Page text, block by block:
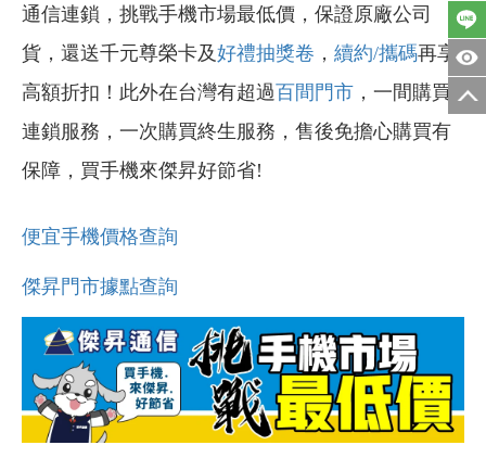
通信連鎖，挑戰手機市場最低價，保證原廠公司
貨，還送千元尊榮卡及好禮抽獎卷 ， 續約/攜碼再享
高額折扣！此外在台灣有超過百間門市 ，一間購買
連鎖服務，一次購買終生服務，售後免擔心購買有
保障，買手機來傑昇好節省!
便宜手機價格查詢
傑昇門市據點查詢